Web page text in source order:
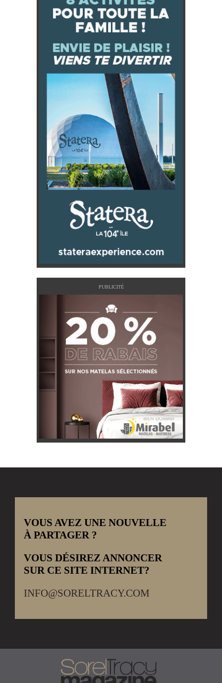
PUBLICITÉ
VOUS AVEZ UNE NOUVELLE
À PARTAGER ?
VOUS DÉSIREZ ANNONCER
SUR CE SITE INTERNET?
INFO@SORELTRACY.COM